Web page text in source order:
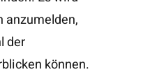
anzumelden,
der
können.